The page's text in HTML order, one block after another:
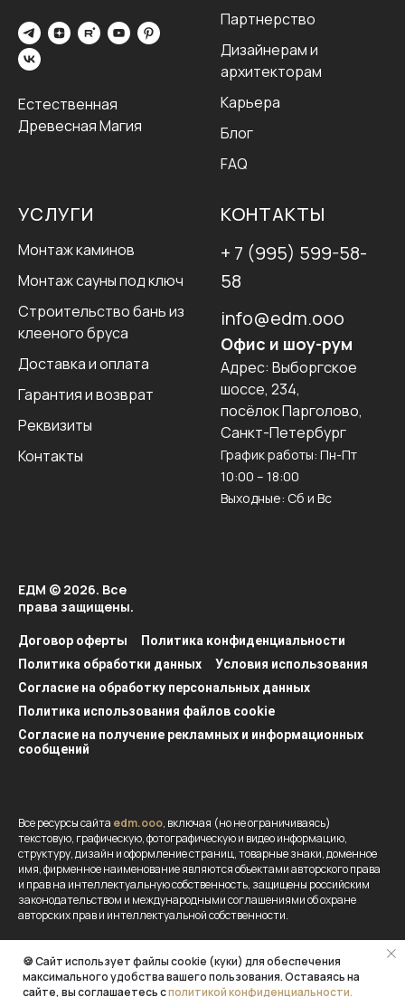
Естественная
Древесная Магия
Партнерство
Дизайнерам и
архитекторам
Карьера
Блог
FAQ
УСЛУГИ
Монтаж каминов
Монтаж сауны под ключ
Строительство бань из
клееного бруса
Доставка и оплата
Гарантия и возврат
Реквизиты
Контакты
КОНТАКТЫ
+ 7 (995) 599-58-
58
info@edm.ooo
Офис и шоу-рум
Адрес: Выборгское
шоссе, 234,
посёлок Парголово,
Санкт-Петербург
График работы: Пн-Пт
10:00 – 18:00
Выходные: Сб и Вс
ЕДМ © 2026. Все
права защищены.
Договор оферты
Политика конфиденциальности
Политика обработки данных
Условия использования
Согласие на обработку персональных данных
Политика использования файлов cookie
Согласие на получение рекламных и информационных
сообщений
Все ресурсы сайта edm.ooo, включая (но не ограничиваясь)
текстовую, графическую, фотографическую и видео информацию,
структуру, дизайн и оформление страниц, товарные знаки, доменное
имя, фирменное наименование являются объектами авторского права
и прав на интеллектуальную собственность, защищены российским
законодательством и международными соглашениями об охране
авторских прав и интеллектуальной собственности.
исключительно информационный характер и ни при каких
обстоятельствах не является публичной офертой, определяемой
положениями Статьи №437 гражданского кодекса Российской
🍪 Cайт использует файлы cookie (куки) для обеспечения
максимального удобства вашего пользования. Оставаясь на
сайте, вы соглашаетесь сполитикой конфиденциальности.